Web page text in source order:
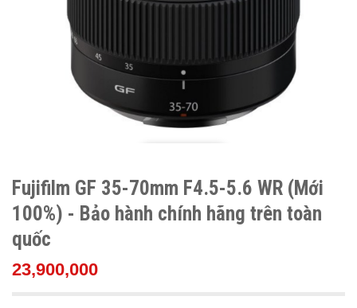
Fujifilm GF 35-70mm F4.5-5.6 WR (Mới
100%) - Bảo hành chính hãng trên toàn
quốc
23,900,000